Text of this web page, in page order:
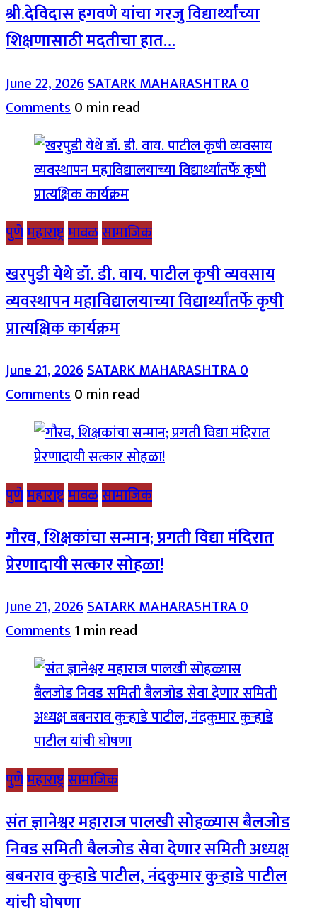
श्री.देविदास हगवणे यांचा गरजु विद्यार्थ्यांच्या
शिक्षणासाठी मदतीचा हात…
June 22, 2026SATARK MAHARASHTRA0
Comments0 min read
पुणेमहाराष्ट्रमावळसामाजिक
खरपुडी येथे डॉ. डी. वाय. पाटील कृषी व्यवसाय
व्यवस्थापन महाविद्यालयाच्या विद्यार्थ्यांतर्फे कृषी
प्रात्यक्षिक कार्यक्रम
June 21, 2026SATARK MAHARASHTRA0
Comments0 min read
पुणेमहाराष्ट्रमावळसामाजिक
गौरव, शिक्षकांचा सन्मान; प्रगती विद्या मंदिरात
प्रेरणादायी सत्कार सोहळा!
June 21, 2026SATARK MAHARASHTRA0
Comments1 min read
पुणेमहाराष्ट्रसामाजिक
संत ज्ञानेश्वर महाराज पालखी सोहळ्यास बैलजोड
निवड समिती बैलजोड सेवा देणार समिती अध्यक्ष
बबनराव कुऱ्हाडे पाटील, नंदकुमार कुऱ्हाडे पाटील
यांची घोषणा